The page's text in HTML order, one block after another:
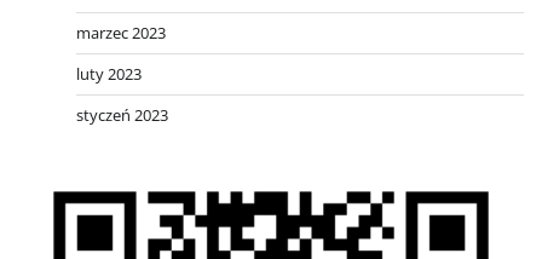
marzec 2023
luty 2023
styczeń 2023